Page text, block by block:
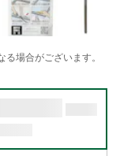
場合がございます。